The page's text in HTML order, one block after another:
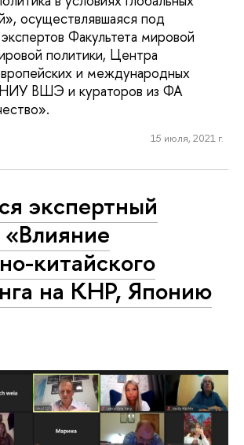
осуществлявшаяся под
Факультета мировой
политики, Центра
и международных
НИУ ВШЭ и кураторов из ФА
15 июля, 2021 г.
экспертный
китайского
на КНР, Японию